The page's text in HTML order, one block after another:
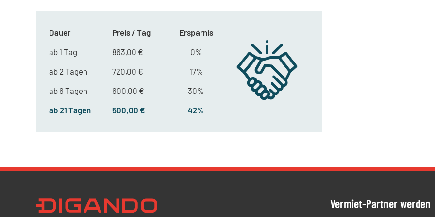
Dauer Preis / Tag
Ersparnis
ab 1 Tag
863,00 €
0%
ab 2 Tagen
720,00 €
17%
ab 6 Tagen
600,00 €
30%
ab 21 Tagen
500,00 € 42%
Ich bestätige, dass ich dieDatenschutzrichtlinien
Vermiet-Partner werden